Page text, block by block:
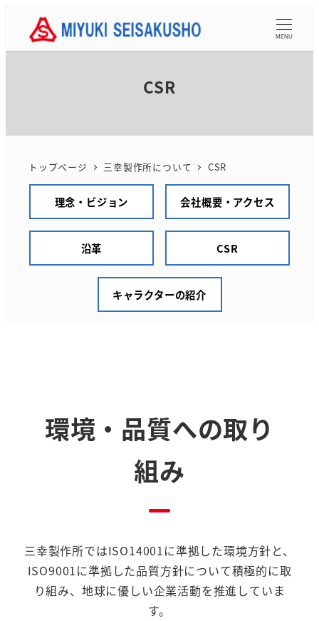
ン
ン
MENU
CSR
トップページ 三幸製作所について CSR
理念・ビジョン 会社概要・アクセス
沿革 CSR
キャラクターの紹介
環境・品質への取り
組み
三幸製作所ではISO14001に準拠した環境方針と、
ISO9001に準拠した品質方針について積極的に取
り組み、地球に優しい企業活動を推進していま
す。